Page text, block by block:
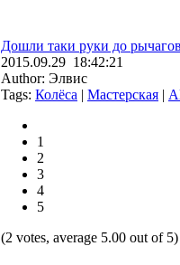
Дошли таки руки до рычагов
2015.09.29 18:42:21
Author: Элвис
Tags: Колёса | Мастерская |
1
2
3
4
5
(2 votes, average 5.00 out of 5)